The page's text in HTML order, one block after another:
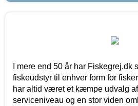
I mere end 50 år har Fiskegrej.dk
fiskeudstyr til enhver form for
har altid været et kæmpe udvalg
serviceniveau og en stor viden